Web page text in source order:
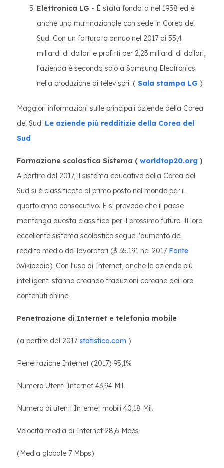
Elettronica LG - È stata fondata nel 1958 ed è
anche una multinazionale con sede in Corea del
Sud. Con un fatturato annuo nel 2017 di 55,4
miliardi di dollari e profitti per 2,23 miliardi di dollari,
l'azienda è seconda solo a Samsung Electronics
nella produzione di televisori. ( Sala stampa LG )
Maggiori informazioni sulle principali aziende della Corea
del Sud: Le aziende più redditizie della Corea del
Sud
Formazione scolastica Sistema ( worldtop20.org )
A partire dal 2017, il sistema educativo della Corea del
Sud si è classificato al primo posto nel mondo per il
quarto anno consecutivo. E si prevede che il paese
mantenga questa classifica per il prossimo futuro. Il loro
eccellente sistema scolastico segue l'aumento del
reddito medio dei lavoratori ($ 35.191 nel 2017 Fonte
:Wikipedia). Con l'uso di Internet, anche le aziende più
intelligenti stanno creando traduzioni coreane dei loro
contenuti online.
Penetrazione di Internet e telefonia mobile
(a partire dal 2017 statistico.com )
Penetrazione Internet (2017) 95,1%
Numero Utenti Internet 43,94 Mil.
Numero di utenti Internet mobili 40,18 Mil.
Velocità media di Internet 28,6 Mbps
(Media globale 7 Mbps)